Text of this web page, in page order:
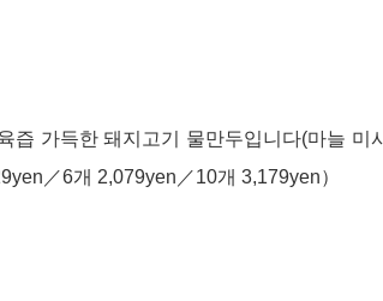
즙 가득한 돼지고기 물만두입니다(마늘
／6개 2,079yen／10개 3,179yen）